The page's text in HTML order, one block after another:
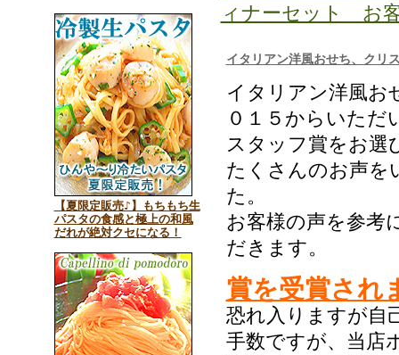
【夏限定販売♪】もちもち生
パスタの食感と極上の和風
だれが絶対クセになる！
ィナーセット お
イタリアン洋風おせち、クリ
イタリアン洋風
０１５からいただ
スタッフ賞をお選
たくさんのお声を
た。
お客様の声を参考
だきます。
賞を受賞され
恐れ入りますが自
手数ですが、当店